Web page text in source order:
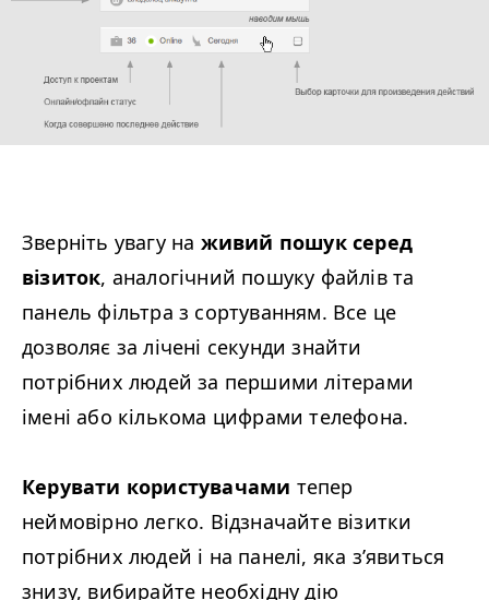
Зверніть увагу на живий пошук серед
візиток, аналогічний пошуку файлів та
панель фільтра з сортуванням. Все це
дозволяє за лічені секунди знайти
потрібних людей за першими літерами
імені або кількома цифрами телефона.
Керувати користувачами тепер
неймовірно легко. Відзначайте візитки
потрібних людей і на панелі, яка з’явиться
знизу, вибирайте необхідну дію